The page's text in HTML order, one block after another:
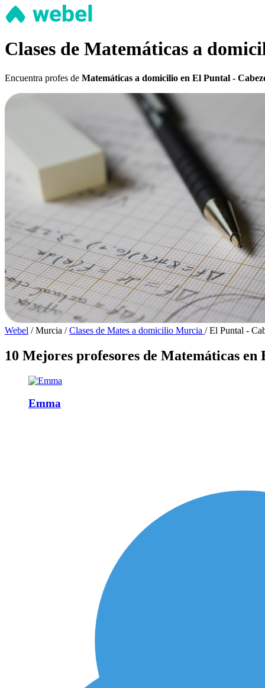
Clases de Matemáticas a
Encuentra profes de Matemáticas a domicilio en El Puntal -
Webel / Murcia / Clases de Mates a domicilio Murcia / El Puntal -
10 Mejores profesores de Matemáticas
Emma